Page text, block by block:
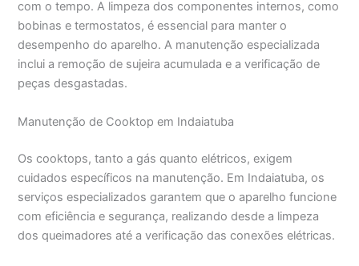
com o tempo. A limpeza dos componentes internos, como
bobinas e termostatos, é essencial para manter o
desempenho do aparelho. A manutenção especializada
inclui a remoção de sujeira acumulada e a verificação de
peças desgastadas.
Manutenção de Cooktop em Indaiatuba
Os cooktops, tanto a gás quanto elétricos, exigem
cuidados específicos na manutenção. Em Indaiatuba, os
serviços especializados garantem que o aparelho funcione
com eficiência e segurança, realizando desde a limpeza
dos queimadores até a verificação das conexões elétricas.